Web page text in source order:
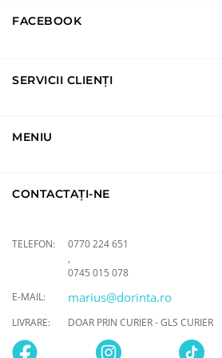
FACEBOOK
SERVICII CLIENȚI
MENIU
CONTACTAȚI-NE
TELEFON:
0770 224 651
,
0745 015 078
E-MAIL:
marius@dorinta.ro
LIVRARE: DOAR PRIN CURIER - GLS CURIER